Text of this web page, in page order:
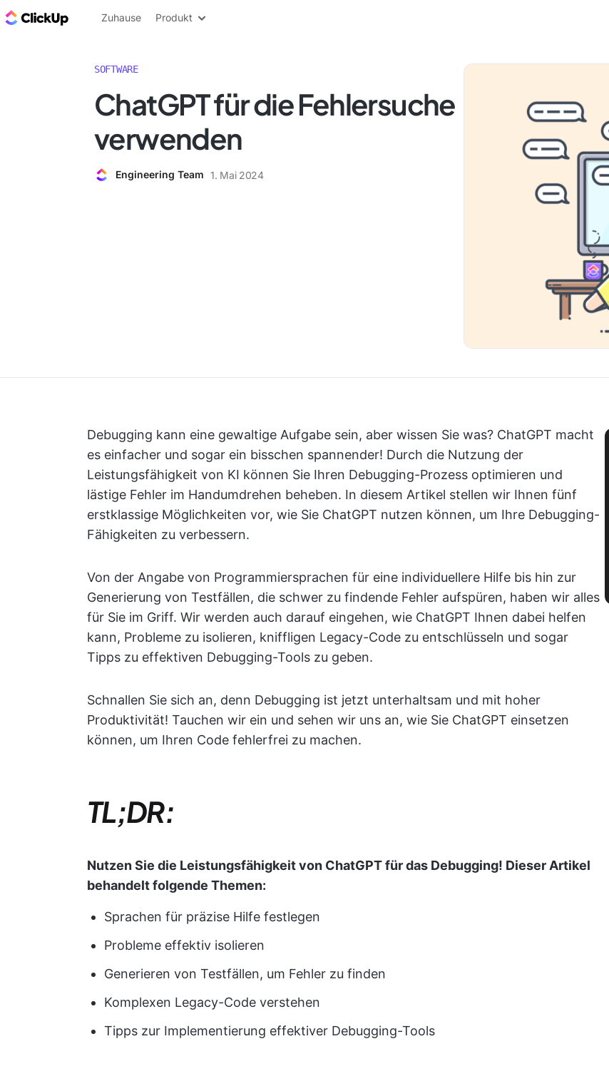
ClickUp Blog
Zuhause Produkt
SOFTWARE
ChatGPT für die Fehlersuche
verwenden
Engineering Team 1. Mai 2024
Debugging kann eine gewaltige Aufgabe sein, aber wissen Sie was? ChatGPT macht
es einfacher und sogar ein bisschen spannender! Durch die Nutzung der
Leistungsfähigkeit von KI können Sie Ihren Debugging-Prozess optimieren und
lästige Fehler im Handumdrehen beheben. In diesem Artikel stellen wir Ihnen fünf
erstklassige Möglichkeiten vor, wie Sie ChatGPT nutzen können, um Ihre Debugging-
Fähigkeiten zu verbessern.
Von der Angabe von Programmiersprachen für eine individuellere Hilfe bis hin zur
Generierung von Testfällen, die schwer zu findende Fehler aufspüren, haben wir alles
für Sie im Griff. Wir werden auch darauf eingehen, wie ChatGPT Ihnen dabei helfen
kann, Probleme zu isolieren, kniffligen Legacy-Code zu entschlüsseln und sogar
Tipps zu effektiven Debugging-Tools zu geben.
Schnallen Sie sich an, denn Debugging ist jetzt unterhaltsam und mit hoher
Produktivität! Tauchen wir ein und sehen wir uns an, wie Sie ChatGPT einsetzen
können, um Ihren Code fehlerfrei zu machen.
TL;DR:
Nutzen Sie die Leistungsfähigkeit von ChatGPT für das Debugging! Dieser Artikel
behandelt folgende Themen:
Sprachen für präzise Hilfe festlegen
Probleme effektiv isolieren
Generieren von Testfällen, um Fehler zu finden
Komplexen Legacy-Code verstehen
Tipps zur Implementierung effektiver Debugging-Tools